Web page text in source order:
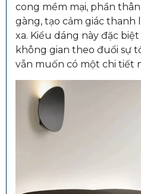
cong mềm mại, phần
gàng, tạo cảm giác
xa. Kiểu dáng này đặc
không gian theo đuổi sự
vẫn muốn có một chi tiết